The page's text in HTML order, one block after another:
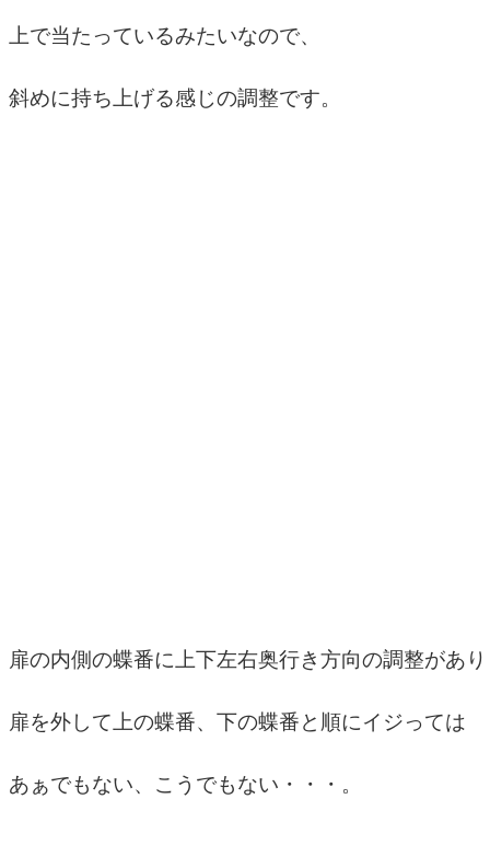
上で当たっているみたいなので、
斜めに持ち上げる感じの調整です。
扉の内側の蝶番に上下左右奥行き方向の調整があ
扉を外して上の蝶番、下の蝶番と順にイジっては
あぁでもない、こうでもない・・・。